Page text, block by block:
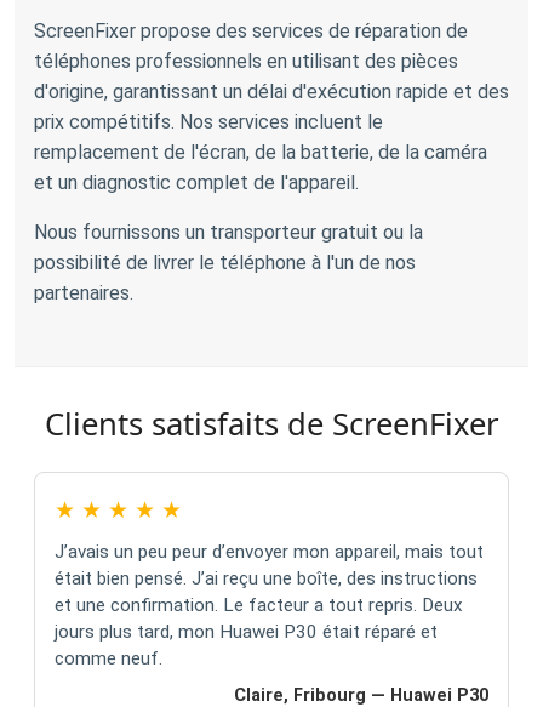
ScreenFixer propose des services de réparation de
téléphones professionnels en utilisant des pièces
d'origine, garantissant un délai d'exécution rapide et des
prix compétitifs. Nos services incluent le
remplacement de l'écran, de la batterie, de la caméra
et un diagnostic complet de l'appareil.
Nous fournissons un transporteur gratuit ou la
possibilité de livrer le téléphone à l'un de nos
partenaires.
Clients satisfaits de ScreenFixer
★ ★ ★ ★ ★
J’avais un peu peur d’envoyer mon appareil, mais tout
était bien pensé. J’ai reçu une boîte, des instructions
et une confirmation. Le facteur a tout repris. Deux
jours plus tard, mon Huawei P30 était réparé et
comme neuf.
Claire, Fribourg — Huawei P30